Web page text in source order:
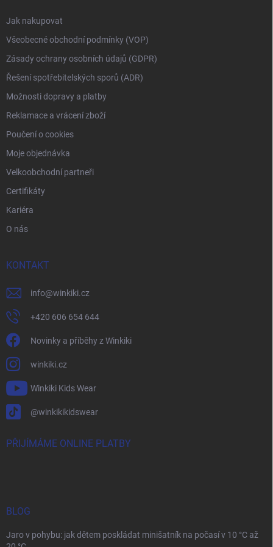
Jak nakupovat
Všeobecné obchodní podmínky (VOP)
Zásady ochrany osobních údajů (GDPR)
Řešení spotřebitelských sporů (ADR)
Možnosti dopravy a platby
Reklamace a vrácení zboží
Poučení o cookies
Moje objednávka
Velkoobchodní partneři
Certifikáty
Kariéra
O nás
KONTAKT
info@winkiki.cz
+420 606 654 644
Novinky a příběhy z Winkiki
winkiki.cz
Winkiki Kids Wear
@winkikikidswear
PŘIJÍMÁME ONLINE PLATBY
BLOG
Jaro v pohybu: jak dětem poskládat minišatník na počasí v 10 °C až